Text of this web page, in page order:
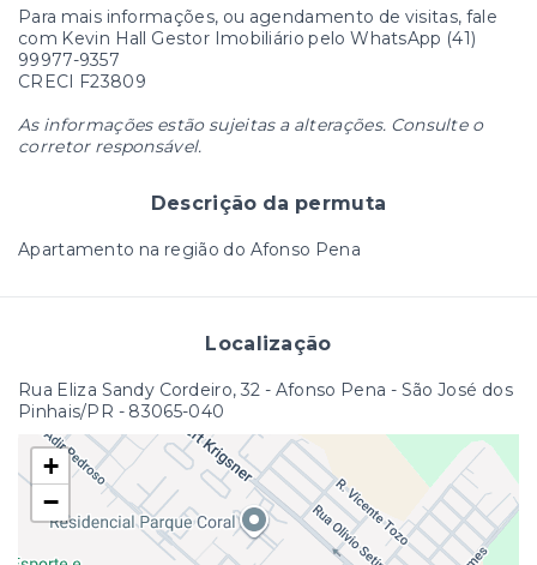
Para mais informações, ou agendamento de visitas, fale
com Kevin Hall Gestor Imobiliário pelo WhatsApp (41)
99977-9357
CRECI F23809
As informações estão sujeitas a alterações. Consulte o
corretor responsável.
Descrição da permuta
Apartamento na região do Afonso Pena
Localização
Rua Eliza Sandy Cordeiro, 32 - Afonso Pena - São José dos
Pinhais/PR - 83065-040
+
−